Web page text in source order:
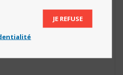
JE REFUSE